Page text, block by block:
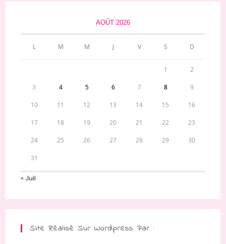
AOÛT 2026
L M M J V S D
1 2
3 4 5 6 7 8 9
10 11 12 13 14 15 16
17 18 19 20 21 22 23
24 25 26 27 28 29 30
31
« Juil
Site Réalisé Sur Wordpress Par :